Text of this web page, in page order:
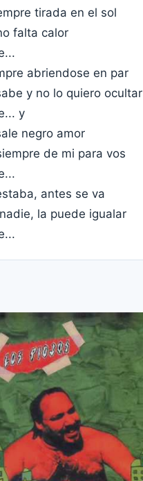
tirada en el sol
falta calor
abriendose en par
y no lo quiero ocultar
y
negro amor
de mi para vos
antes se va
la puede igualar